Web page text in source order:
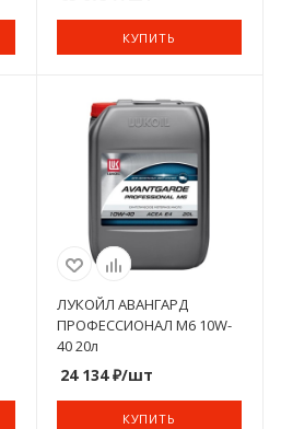
КУПИТЬ
ЛУКОЙЛ АВАНГАРД
ПРОФЕССИОНАЛ М6 10W-
40 20л
24 134₽/шт
КУПИТЬ